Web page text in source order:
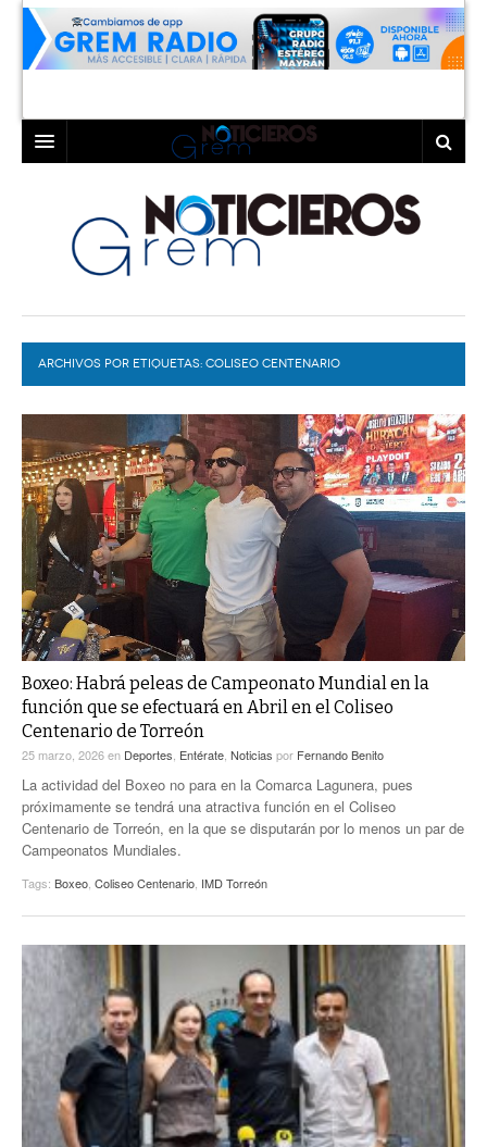
LAGUNA
TORREÓN
GÓMEZ PALACIO
LERDO
COAHUILA
DURANGO
DEPORTES
EXA
EL EXACTO
EXA INFORMA
GLOBO
CONTEXTOS
TRAYECTO LAGUNA
A MEDIA MAÑANA
A TODA LEY
ENTRE LAGUNEROS
DIÁLOGOS CON LA HISTORIA
TWEETS AND BEATS
LA MEJOR 97.1 ESTÉREO GALLITO
ACTUALIDADES GREM
PULSO
COLABORADORES
PC29
ACTUALIDADES GREM
ARCHIVOS POR ETIQUETAS: COLISEO CENTENARIO
Boxeo: Habrá peleas de Campeonato Mundial en la
función que se efectuará en Abril en el Coliseo
Centenario de Torreón
25 marzo, 2026en Deportes Entérate Noticias por Fernando Benito
La actividad del Boxeo no para en la Comarca Lagunera, pues
próximamente se tendrá una atractiva función en el Coliseo
Centenario de Torreón, en la que se disputarán por lo menos un par de
Campeonatos Mundiales.
Tags: Boxeo Coliseo Centenario IMD Torreón